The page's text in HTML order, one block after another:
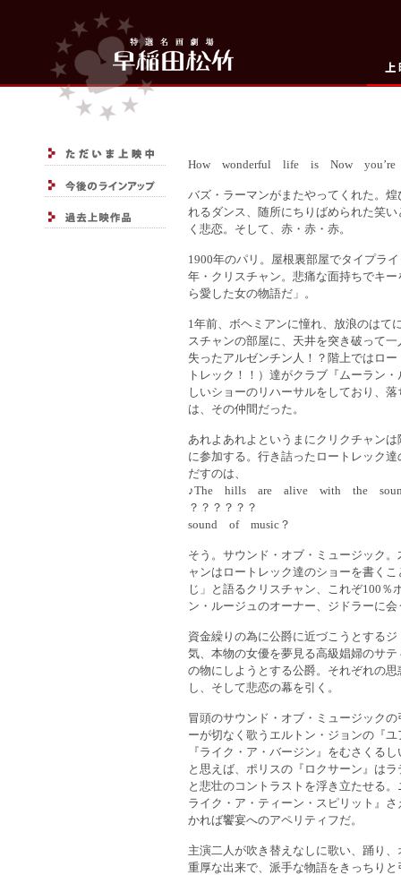
How wonderful life is Now
バズ・ラーマンがまたやってくれた。
れるダンス、随所にちりばめられた笑
く悲恋。そして、赤・赤・赤。
1900年のパリ。屋根裏部屋でタイプラ
年・クリスチャン。悲痛な面持ちでキ
ら愛した女の物語だ」。
1年前、ボヘミアンに憧れ、放浪のはて
スチャンの部屋に、天井を突き破って
失ったアルゼンチン人！？階上ではロ
トレック！！）達がクラブ『ムーラン
しいショーのリハーサルをしており、
は、その仲間だった。
あれよあれよというまにクリクチャン
に参加する。行き詰ったロートレック
だすのは、
♪The hills are alive with the
？？？？？？
sound of music？
そう。サウンド・オブ・ミュージック
ャンはロートレック達のショーを書く
じ」と語るクリスチャン、これぞ100％
ン・ルージュのオーナー、ジドラーに
資金繰りの為に公爵に近づこうとする
気、本物の女優を夢見る高級娼婦のサ
の物にしようとする公爵。それぞれの
し、そして悲恋の幕を引く。
冒頭のサウンド・オブ・ミュージック
ーが切なく歌うエルトン・ジョンの『
『ライク・ア・バージン』をむさくる
と思えば、ポリスの『ロクサーン』は
と悲壮のコントラストを浮き立たせる
ライク・ア・ティーン・スピリット』
かれば饗宴へのアペリティフだ。
主演二人が吹き替えなしに歌い、踊り
重厚な出来で、派手な物語をきっちり